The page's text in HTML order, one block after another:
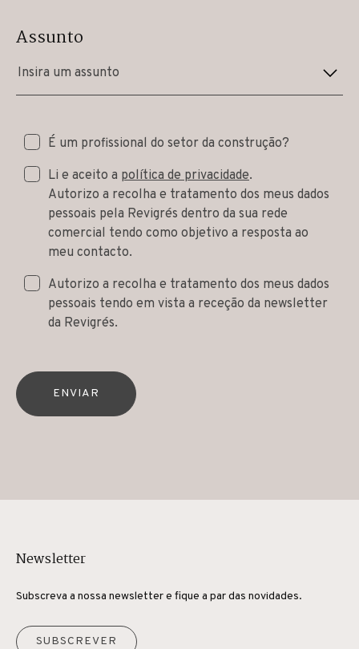
Assunto
Insira um assunto
É um profissional do setor da construção?
Li e aceito a política de privacidade.
Autorizo a recolha e tratamento dos meus dados
pessoais pela Revigrés dentro da sua rede
comercial tendo como objetivo a resposta ao
meu contacto.
Autorizo a recolha e tratamento dos meus dados
pessoais tendo em vista a receção da newsletter
da Revigrés.
ENVIAR
Newsletter
Subscreva a nossa newsletter e fique a par das novidades.
SUBSCREVER